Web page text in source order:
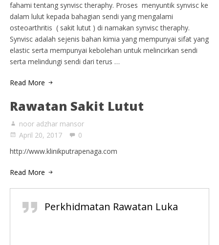
fahami tentang synvisc theraphy. Proses menyuntik synvisc ke
dalam lulut kepada bahagian sendi yang mengalami
osteoarthritis ( sakit lutut ) di namakan synvisc theraphy.
Synvisc adalah sejenis bahan kimia yang mempunyai sifat yang
elastic serta mempunyai kebolehan untuk melincirkan sendi
serta melindungi sendi dari terus …
Read More
Rawatan Sakit Lutut
noor adzhar mansor
April 20, 2017
0
http://www.klinikputrapenaga.com
Read More
Perkhidmatan Rawatan Luka